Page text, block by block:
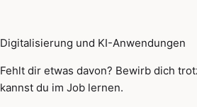
Digitalisierung und KI-Anwendungen
Fehlt dir etwas davon? Bewirb dich
kannst du im Job lernen.